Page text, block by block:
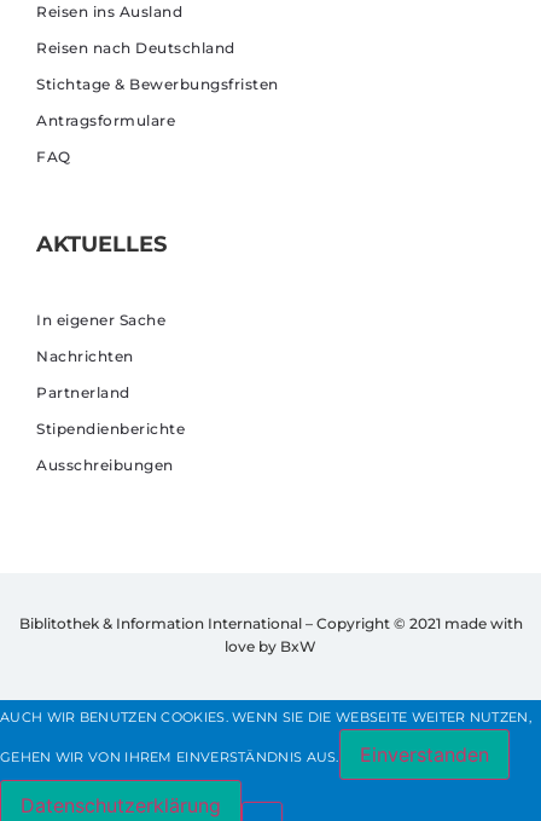
Reisen ins Ausland
Reisen nach Deutschland
Stichtage & Bewerbungsfristen
Antragsformulare
FAQ
AKTUELLES
In eigener Sache
Nachrichten
Partnerland
Stipendienberichte
Ausschreibungen
Biblitothek & Information International – Copyright © 2021 made with
love by BxW
AUCH WIR BENUTZEN COOKIES. WENN SIE DIE WEBSEITE WEITER NUTZEN,
GEHEN WIR VON IHREM EINVERSTÄNDNIS AUS. Einverstanden
Datenschutzerklärung